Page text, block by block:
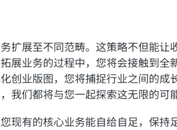
扩展至不同范畴。这策略不但能让
展业务的过程中，您将会接触到全
创业版图，您将捕捉行业之间的成
我们都将与您一起探索这无限的可能
现有的核心业务能自给自足，保持